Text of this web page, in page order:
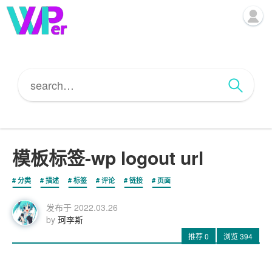
模板标签-wp logout url
分类 描述 标签 评论 链接 页面
发布于 2022.03.26
by 珂李斯
推荐0 浏览394